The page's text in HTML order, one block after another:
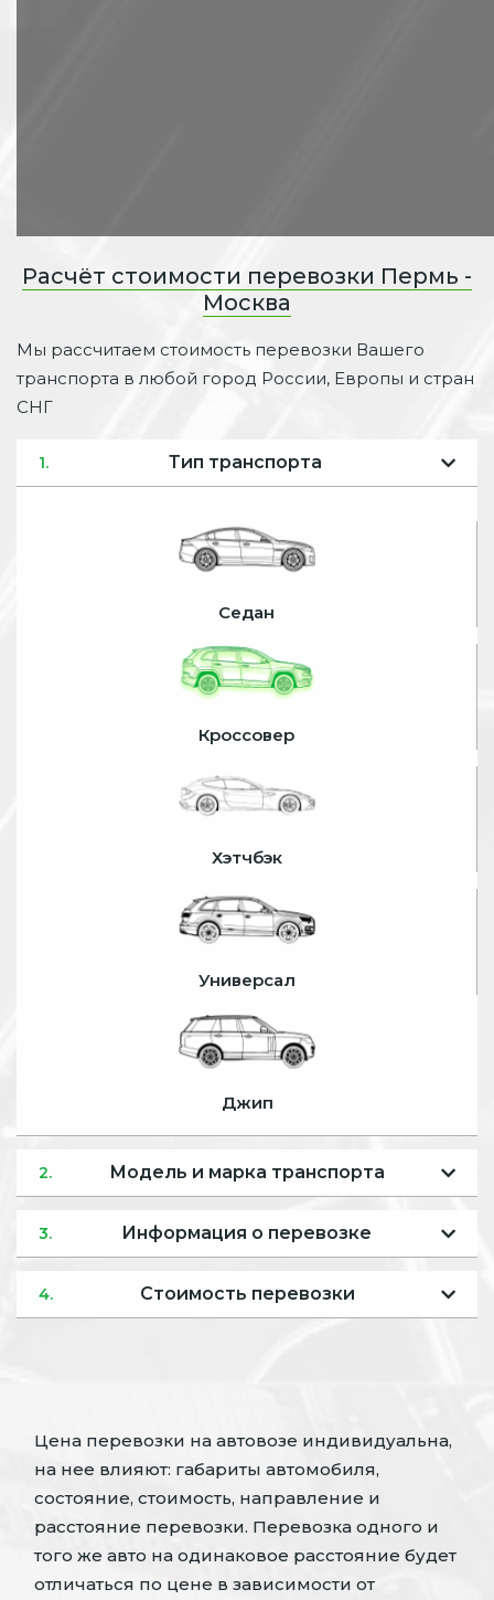
Расчёт стоимости перевозки Пермь -
Москва
Мы рассчитаем стоимость перевозки Вашего
транспорта в любой город России, Европы и стран
СНГ
1. Тип транспорта
Седан
Кроссовер
Хэтчбэк
Универсал
Джип
2. Модель и марка транспорта
3. Информация о перевозке
4. Стоимость перевозки
Цена перевозки на автовозе индивидуальна,
на нее влияют: габариты автомобиля,
состояние, стоимость, направление и
расстояние перевозки. Перевозка одного и
того же авто на одинаковое расстояние будет
отличаться по цене в зависимости от